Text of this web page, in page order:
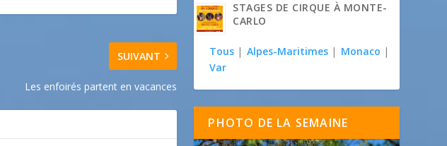
SUIVANT
Les enfoirés partent en vacances
STAGES DE CIRQUE À MONTE-
CARLO
Tous | Alpes-Maritimes | Monaco |
Var
PHOTO DE LA SEMAINE